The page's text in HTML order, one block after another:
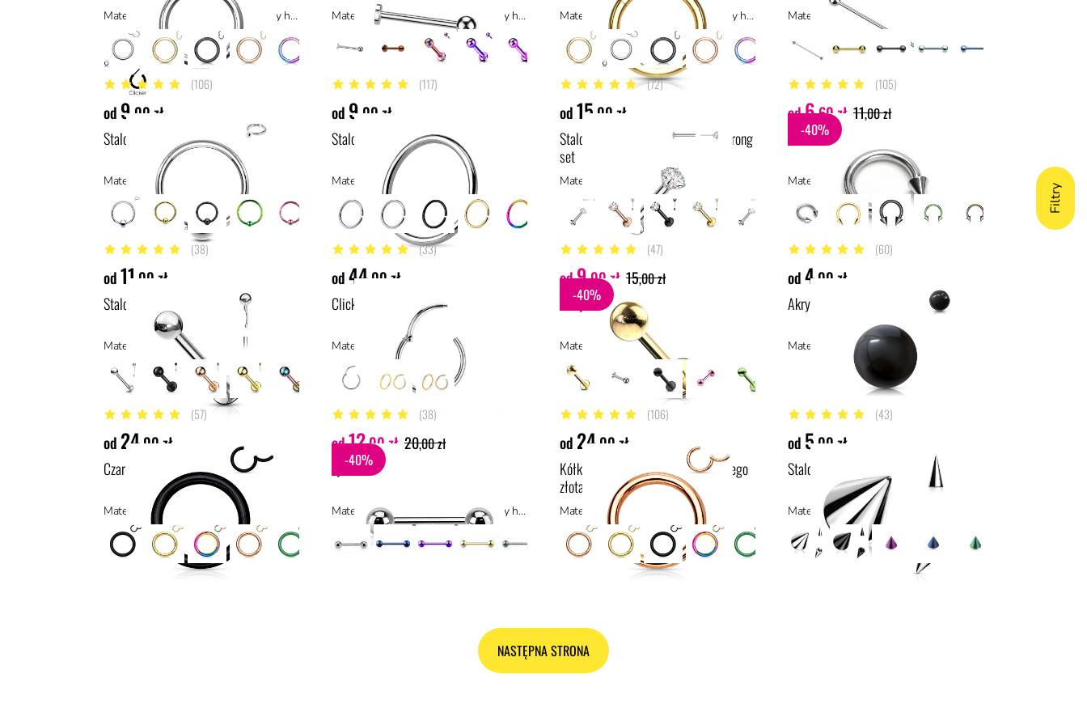
Materiał: tytan ASTM F136, materiały hipoalergiczne Materiał: tytan ASTM F136, materiały hipoalergiczne Materiał: tytan ASTM F136, materiały hipoalergiczne Materiał: stal chirurgiczna 316L, stal
4.5 z 5 gwiazdek (106)
od 9 ,00 zł
Stalowe kółko zamykane kulką
Materiał: stal chirurgiczna 316L, stal
4.7 z 5 gwiazdek (117)
od 9 ,00 zł
Stalowe rozginane kółko
Materiał: stal chirurgiczna 316L, stal
4.9 z 5 gwiazdek (72)
od15 ,00 zł
Stalowy labret push in z cyrkonią prong
set
Materiał: stal chirurgiczna 316L, stal
4.8 z 5 gwiazdek (105)
od6,60 zł 11,00 zł
Stalowa podkówka z kolcami
Materiał: stal chirurgiczna 316L, stal
-40%
4.9 z 5 gwiazdek (38)
od11 ,00 zł
Stalowy labret push in z kulką
Materiał: stal chirurgiczna 316L, stal
4.9 z 5 gwiazdek (33)
od44,00 zł
Clicker ze srebra
Materiał: srebro
4.8 z 5 gwiazdek (47)
od9,00 zł 15,00 zł
Złoty labret z kulką (pvd)
Materiał: stal z powłoką PVD, stal
-40%
4.6 z 5 gwiazdek (60)
od4,00 zł
Akrylowa czarna kulka z gwintem
Materiał: akryl
4.9 z 5 gwiazdek (57)
od 24,00 zł
Czarne kółko typu clicker
Materiał: stal z powłoką PVD, stal
5 z 5 gwiazdek (38)
od12,00 zł 20,00 zł
Tytanowa sztanga z kulkami
Materiał: tytan ASTM F136, materiały hipoalergiczne
-40%
5 z 5 gwiazdek (106)
od 24,00 zł
Kółko typu clicker w kolorze różowego
złota
Materiał: stal z powłoką PVD, stal
4.9 z 5 gwiazdek (43)
od 5 ,00 zł
Stalowy kolec z gwintem
Materiał: stal chirurgiczna 316L, stal
NASTĘPNA STRONA
Filtry